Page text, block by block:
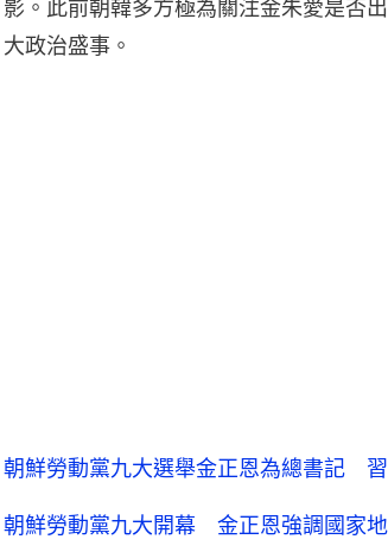
影。此前朝韓多方極為關注金朱愛是否
大政治盛事。
朝鮮勞動黨九大選舉金正恩為總書記
朝鮮勞動黨九大開幕 金正恩強調國家